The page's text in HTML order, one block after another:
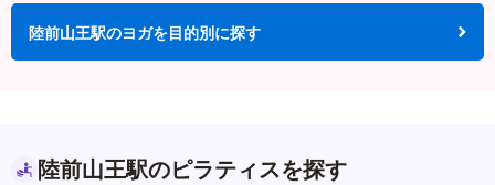
陸前山王駅のヨガを目的別に探す
陸前山王駅のピラティスを探す